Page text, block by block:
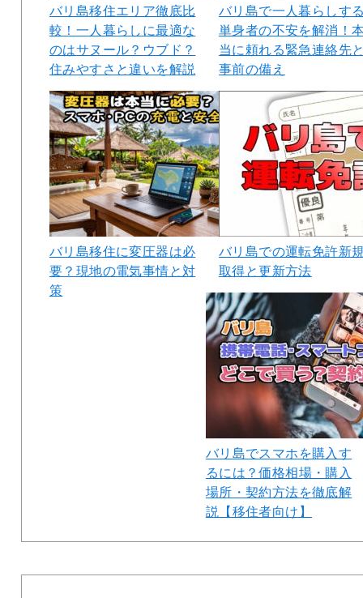
バリ島移住エリア徹底比
較！一人暮らしに最適な
のはサヌール？ウブド？
住みやすさと違いを解説
バリ島で一人暮らしす
単身者の不安を解消！
当に頼れる緊急連絡先
事前の備え
バリ島移住に変圧器は必
要？現地の電気事情と対
策
バリ島での運転免許新
取得と更新方法
バリ島でスマホを購入す
るには？価格相場・購入
場所・契約方法を徹底解
説【移住者向け】